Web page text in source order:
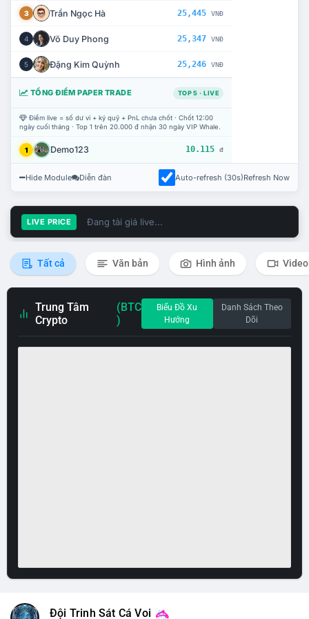
3 Trần Ngọc Hà 25,445 VNĐ
4 Võ Duy Phong 25,347 VNĐ
5 Đặng Kim Quỳnh 25,246 VNĐ
TỔNG ĐIỂM PAPER TRADE TOP 5 · LIVE
Điểm live = số dư ví + ký quỹ + PnL chưa chốt · Chốt 12:00
ngày cuối tháng · Top 1 trên 20.000 đ nhận 30 ngày VIP Whale.
1 Demo123 10.115 đ
Hide Module Diễn đàn Auto-refresh (30s)Refresh Now
LIVE PRICE Đang tải giá live...
Tất cả Văn bản Hình ảnh Video
Trung Tâm
Crypto
(BTC
)
Biểu Đồ Xu
Hướng
Danh Sách Theo
Dõi
Đội Trinh Sát Cá Voi